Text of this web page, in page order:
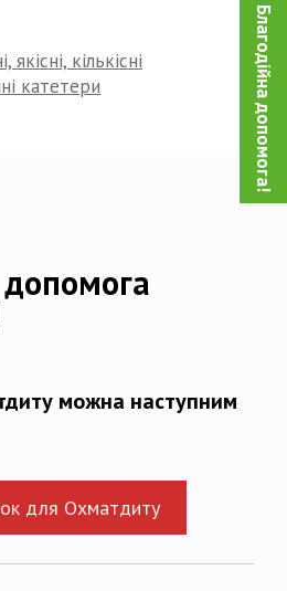
Благодійна допомога!
кількісні
катетери
можна наступним
для Охматдиту